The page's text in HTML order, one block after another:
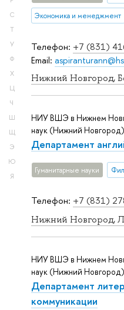
С
Т
У
Ф
Х
Ц
Ч
Ш
Щ
Э
Ю
Я
Телефон: +7 (831)
Email:
Нижний Новгород,
Экономика и менеджмент
Телефон: +7 (831)
Нижний Новгород,
НИУ ВШЭ в Нижнем
наук (Нижний Новгород)
Департамент
Гуманитарные науки
НИУ ВШЭ в Нижнем
наук (Нижний Новгород)
Департамент
коммуникации